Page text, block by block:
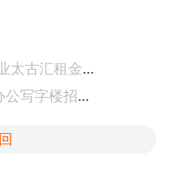
上一条:兴业太古汇电话-兴业太古汇租金详情
下一条:上海徐汇区钦汇园办公写字楼招商租赁综合评估报告：企业选址决策深度分析